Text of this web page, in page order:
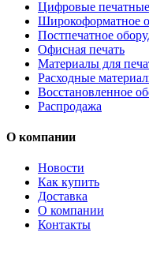
Цифровые
Широкоформатное
Постпечатное
Офисная печать
Материалы для
Расходные
Восстановленное
Распродажа
О компании
Новости
Как купить
Доставка
О компании
Контакты